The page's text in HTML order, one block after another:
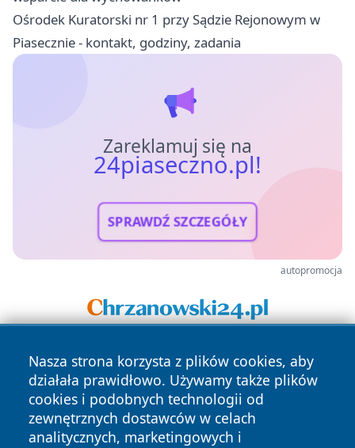
Ośrodek Kuratorski nr 1 przy Sądzie Rejonowym w
Piasecznie - kontakt, godziny, zadania
Zareklamuj się na
24piaseczno.pl!
SPRAWDŹ SZCZEGÓŁY
autopromocja
Nasza strona korzysta z plików cookies, aby
działała prawidłowo. Używamy także plików
cookies i podobnych technologii od
zewnętrznych dostawców w celach
analitycznych, marketingowych i